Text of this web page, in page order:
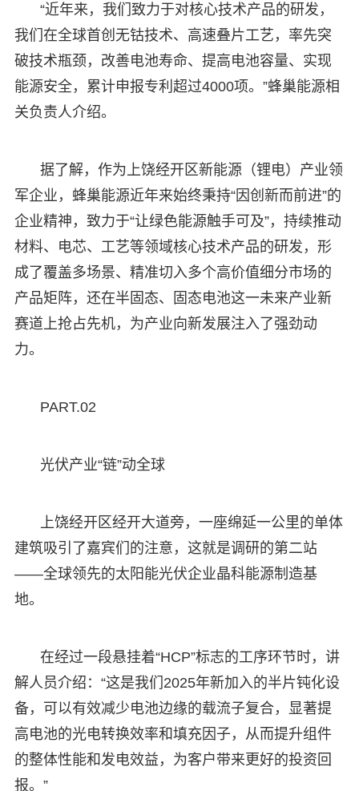
“近年来，我们致力于对核心技术产品的研发，
我们在全球首创无钴技术、高速叠片工艺，率先突
破技术瓶颈，改善电池寿命、提高电池容量、实现
能源安全，累计申报专利超过4000项。”蜂巢能源相
关负责人介绍。
据了解，作为上饶经开区新能源（锂电）产业领
军企业，蜂巢能源近年来始终秉持“因创新而前进”的
企业精神，致力于“让绿色能源触手可及”，持续推动
材料、电芯、工艺等领域核心技术产品的研发，形
成了覆盖多场景、精准切入多个高价值细分市场的
产品矩阵，还在半固态、固态电池这一未来产业新
赛道上抢占先机，为产业向新发展注入了强劲动
力。
PART.02
光伏产业“链”动全球
上饶经开区经开大道旁，一座绵延一公里的单体
建筑吸引了嘉宾们的注意，这就是调研的第二站
——全球领先的太阳能光伏企业晶科能源制造基
地。
在经过一段悬挂着“HCP”标志的工序环节时，讲
解人员介绍：“这是我们2025年新加入的半片钝化设
备，可以有效减少电池边缘的载流子复合，显著提
高电池的光电转换效率和填充因子，从而提升组件
的整体性能和发电效益，为客户带来更好的投资回
报。”